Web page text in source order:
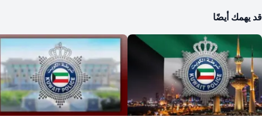
قد يهمك أيضًا